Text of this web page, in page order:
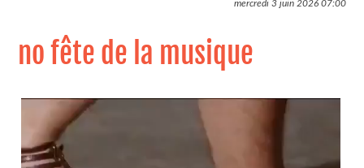
mercredi 3 juin 202607:00
no fête de la musique